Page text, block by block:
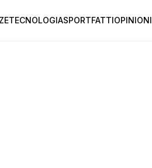
TECNOLOGIASPORTFATTIOPINIONI